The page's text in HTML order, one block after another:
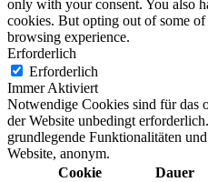
only with your consent. You also
cookies. But opting out of some
browsing experience.
Erforderlich
Erforderlich
Immer Aktiviert
Notwendige Cookies sind für das
der Website unbedingt
grundlegende Funktionalitäten
Website, anonym.
Cookie
Dauer